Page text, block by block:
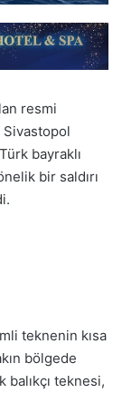
resmi
Sivastopol
bayraklı
bir saldırı
teknenin kısa
bölgede
balıkçı teknesi,